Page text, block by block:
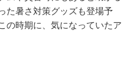
た暑さ対策グッズも登場予
の時期に、気になっていたア